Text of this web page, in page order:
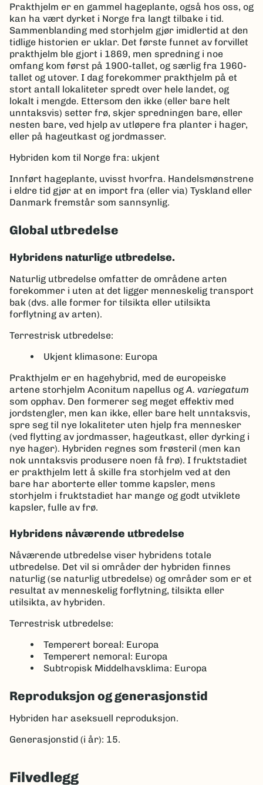
Prakthjelm er en gammel hageplante, også hos oss, og
kan ha vært dyrket i Norge fra langt tilbake i tid.
Sammenblanding med storhjelm gjør imidlertid at den
tidlige historien er uklar. Det første funnet av forvillet
prakthjelm ble gjort i 1869, men spredning i noe
omfang kom først på 1900-tallet, og særlig fra 1960-
tallet og utover. I dag forekommer prakthjelm på et
stort antall lokaliteter spredt over hele landet, og
lokalt i mengde. Ettersom den ikke (eller bare helt
unntaksvis) setter frø, skjer spredningen bare, eller
nesten bare, ved hjelp av utløpere fra planter i hager,
eller på hageutkast og jordmasser.
Hybriden kom til Norge fra: ukjent
Innført hageplante, uvisst hvorfra. Handelsmønstrene
i eldre tid gjør at en import fra (eller via) Tyskland eller
Danmark fremstår som sannsynlig.
Global utbredelse
Hybridens naturlige utbredelse.
Naturlig utbredelse omfatter de områdene arten
forekommer i uten at det ligger menneskelig transport
bak (dvs. alle former for tilsikta eller utilsikta
forflytning av arten).
Terrestrisk utbredelse:
Ukjent klimasone: Europa
Prakthjelm er en hagehybrid, med de europeiske
artene storhjelm Aconitum napellus ogA. variegatum
som opphav. Den formerer seg meget effektiv med
jordstengler, men kan ikke, eller bare helt unntaksvis,
spre seg til nye lokaliteter uten hjelp fra mennesker
(ved flytting av jordmasser, hageutkast, eller dyrking i
nye hager). Hybriden regnes som frøsteril (men kan
nok unntaksvis produsere noen få frø). I fruktstadiet
er prakthjelm lett å skille fra storhjelm ved at den
bare har aborterte eller tomme kapsler, mens
storhjelm i fruktstadiet har mange og godt utviklete
kapsler, fulle av frø.
Hybridens nåværende utbredelse
Nåværende utbredelse viser hybridens totale
utbredelse. Det vil si områder der hybriden finnes
naturlig (se naturlig utbredelse) og områder som er et
resultat av menneskelig forflytning, tilsikta eller
utilsikta, av hybriden.
Terrestrisk utbredelse:
Temperert boreal: Europa
Temperert nemoral: Europa
Subtropisk Middelhavsklima: Europa
Reproduksjon og generasjonstid
Hybriden har aseksuell reproduksjon.
Generasjonstid (i år): 15.
Filvedlegg